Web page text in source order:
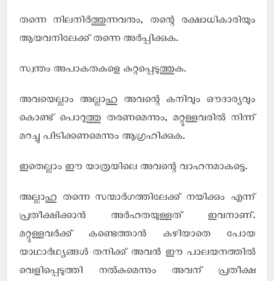
തന്നെ നിലനിര്‍ത്തുന്നവനും, തന്റെ രക്ഷാധികാരിയും
ആയവനിലേക്ക് തന്നെ അര്‍പ്പിക്കുക.
സ്വന്തം അപാകതകളെ കുറ്റപ്പെടുത്തുക.
അവയെല്ലാം അല്ലാഹു അവന്റെ കനിവും ഔദാര്യവും
കൊണ്ട് പൊറുത്തു തരണമെന്നും, മറ്റുള്ളവരില്‍ നിന്ന്
മറച്ചു പിടിക്കണമെന്നും ആഗ്രഹിക്കുക.
ഇതെല്ലാം ഈ യാത്രയിലെ അവന്റെ വാഹനമാകട്ടെ.
അല്ലാഹു തന്നെ സന്മാര്‍ഗത്തിലേക്ക് നയിക്കും എന്ന്
പ്രതീക്ഷിക്കാന്‍ അര്‍ഹതയുള്ളത് ഇവനാണ്.
മറ്റുള്ളവര്‍ക്ക് കണ്ടെത്താന്‍ കഴിയാതെ പോയ
യാഥാര്‍ഥ്യങ്ങള്‍ തനിക്ക് അവന്‍ ഈ പാലയനത്തില്‍
വെളിപ്പെടുത്തി നല്‍കുമെന്നും അവന് പ്രതീക്ഷ